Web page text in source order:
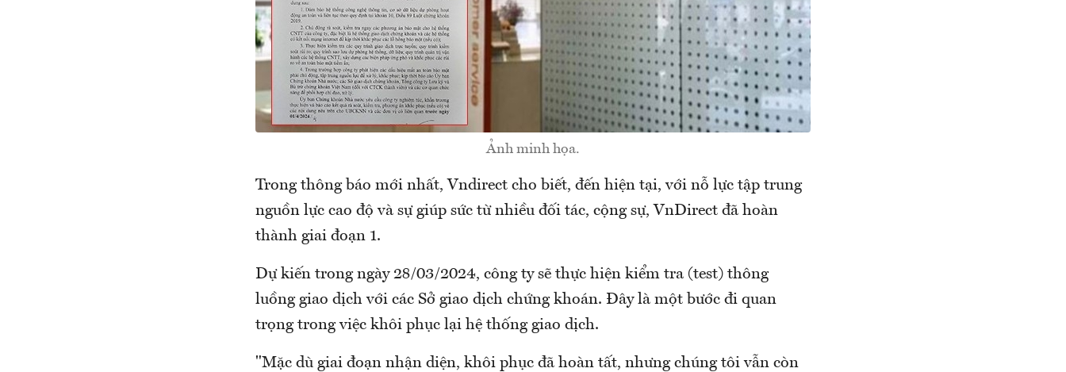
Ảnh minh họa.
Trong thông báo mới nhất, Vndirect cho biết, đến hiện tại, với nỗ lực tập trung
nguồn lực cao độ và sự giúp sức từ nhiều đối tác, cộng sự, VnDirect đã hoàn
thành giai đoạn 1.
Dự kiến trong ngày 28/03/2024, công ty sẽ thực hiện kiểm tra (test) thông
luồng giao dịch với các Sở giao dịch chứng khoán. Đây là một bước đi quan
trọng trong việc khôi phục lại hệ thống giao dịch.
"Mặc dù giai đoạn nhận diện, khôi phục đã hoàn tất, nhưng chúng tôi vẫn còn